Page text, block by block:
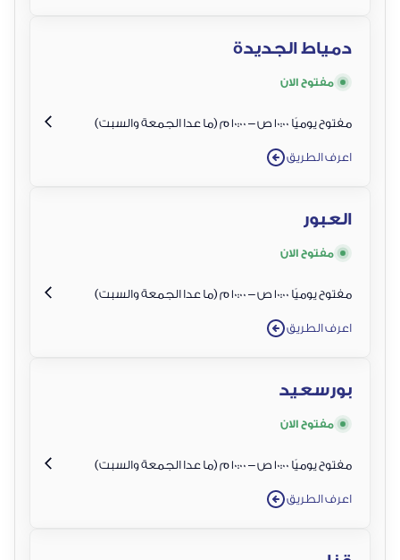
دمياط الجديدة
مفتوح الان
مفتوح يوميًا 10:00 ص – 10:00 م (ما عدا الجمعة والسبت)
اعرف الطريق
العبور
مفتوح الان
مفتوح يوميًا 10:00 ص – 10:00 م (ما عدا الجمعة والسبت)
اعرف الطريق
بورسعيد
مفتوح الان
مفتوح يوميًا 10:00 ص – 10:00 م (ما عدا الجمعة والسبت)
اعرف الطريق